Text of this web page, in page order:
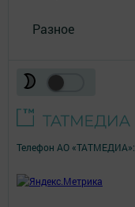
Разное
Телефон АО «ТАТМЕДИА»: